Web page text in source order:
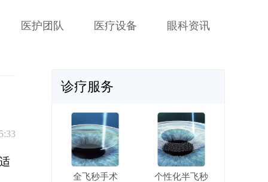
医护团队 医疗设备 眼科资讯
诊疗服务
全飞秒手术 个性化半飞秒